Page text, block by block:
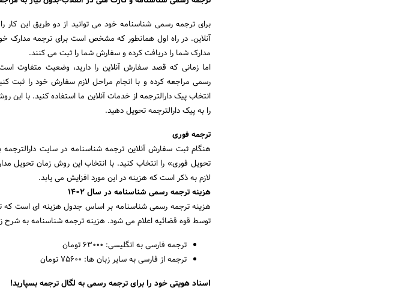
برای ترجمه رسمی شناسنامه خود می توانید از دو طریق این کار
آنلاین. در راه اول همانطور که مشخص است برای ترجمه مدارک
مدارک شما را دریافت کرده و سفارش شما را ثبت می کنند.
اما زمانی که قصد سفارش آنلاین را دارید، وضعیت
رسمی مراجعه کرده و با انجام مراحل لازم سفارش خود را ثبت
انتخاب پیک دارالترجمه از خدمات آنلاین ما استفاده کنید. با
را به پیک دارالترجمه تحویل دهید.
ترجمه فوری
هنگام ثبت سفارش آنلاین ترجمه شناسنامه در سایت دارالترجمه
تحویل فوری» را انتخاب کنید. با انتخاب این روش زمان
لازم به ذکر است که هزینه در این مورد افزایش می یابد.
هزینه ترجمه رسمی شناسنامه در سال ۱۴۰۲
هزینه ترجمه رسمی شناسنامه بر اساس جدول هزینه ای است که
توسط قوه قضائیه اعلام می شود. هزینه ترجمه شناسنامه به شرح
ترجمه فارسی به انگلیسی: 63000 تومان
ترجمه از فارسی به سایر زبان ها: 75600 تومان
اسناد هویتی خود را برای ترجمه رسمی به لگال ترجمه بسپارید!